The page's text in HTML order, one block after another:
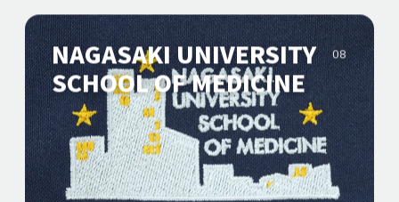
NAGASAKI UNIVERSITY
SCHOOL OF MEDICINE
08